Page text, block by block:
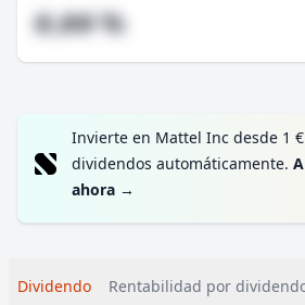
#,## %
Invierte en Mattel Inc desde 1
dividendos automáticamente.
ahora →
Dividendo Rentabilidad por